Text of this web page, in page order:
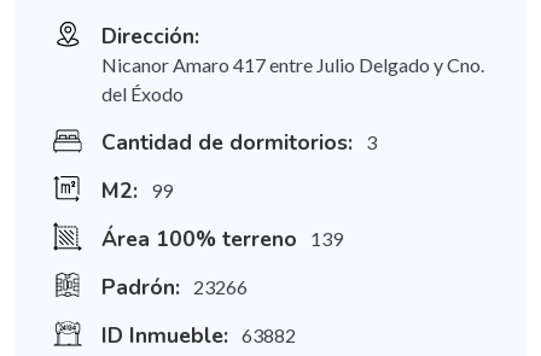
Dirección:
Nicanor Amaro 417 entre Julio Delgado y Cno.
del Éxodo
Cantidad de dormitorios: 3
M2: 99
Área 100% terreno 139
Padrón: 23266
ID Inmueble: 63882